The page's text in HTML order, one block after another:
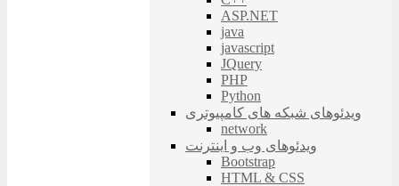
ASP.NET
java
javascript
JQuery
PHP
Python
ویدئوهای شبکه های کامپیوتری
network
ویدئوهای وب و اینترنت
Bootstrap
HTML & CSS